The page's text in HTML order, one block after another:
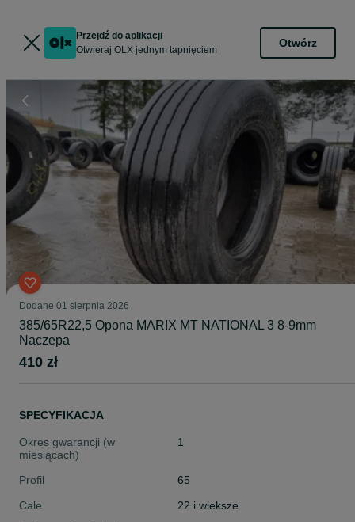
Przejdź do aplikacji
Otwieraj OLX jednym tapnięciem
Otwórz
Dodane 01 sierpnia 2026
385/65R22,5 Opona MARIX MT NATIONAL 3 8-9mm
Naczepa
410 zł
SPECYFIKACJA
Okres gwarancji (w
miesiącach)
1
Profil
65
Cale
22 i większe